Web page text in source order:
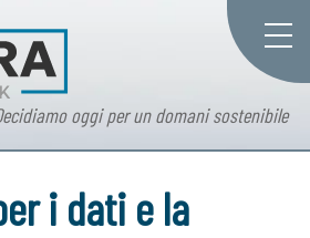
oggi per un domani sostenibile
i dati e la